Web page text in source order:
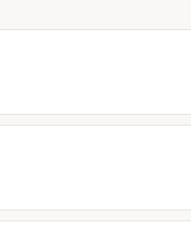
superior, los
médica.
días siguiendo las